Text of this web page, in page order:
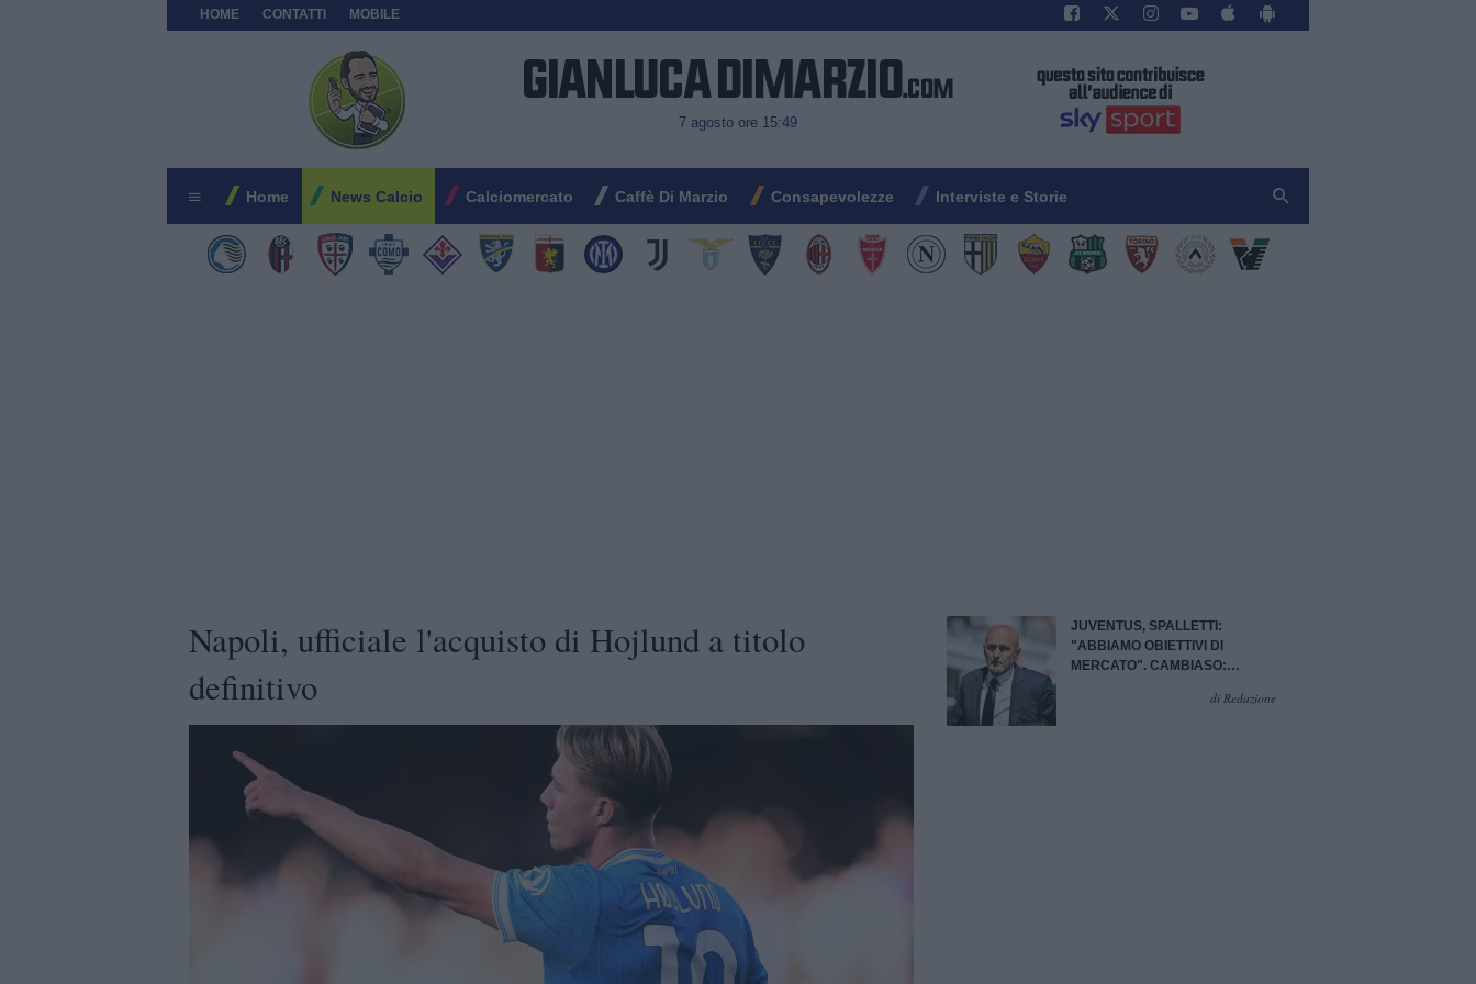
HOME CONTATTI MOBILE
7 agosto ore 15:49
Home News Calcio Calciomercato Caffè Di Marzio Consapevolezze Interviste e Storie
Napoli, ufficiale l'acquisto di Hojlund a titolo
definitivo
JUVENTUS, SPALLETTI:
"ABBIAMO OBIETTIVI DI
MERCATO". CAMBIASO:
RAPPRESENTARE QUESTA
di Redazione